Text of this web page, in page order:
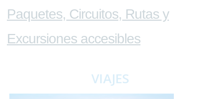
Paquetes, Circuitos, Rutas y
Excursiones accesibles
VIAJES